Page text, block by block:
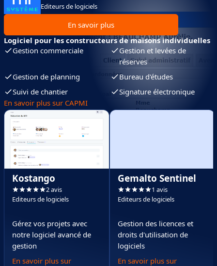
Editeurs de logiciels
En savoir plus
Logiciel pour les constructeurs de maisons individuelles
Gestion commerciale
Gestion et levées de
réserves
Gestion de planning
Bureau d'études
Suivi de chantier
Signature électronique
En savoir plus sur CAPMI
Kostango
2 avis
Editeurs de logiciels
Gérez vos projets avec
notre logiciel avancé de
gestion
En savoir plus sur
Gemalto Sentinel
1 avis
Editeurs de logiciels
Gestion des licences et
droits d'utilisation de
logiciels
En savoir plus sur